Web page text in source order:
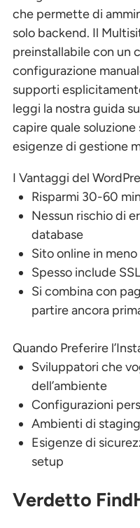
che permette di
solo backend. Il
preinstallabile con un
configurazione
supporti
leggi la nostra guida su
capire quale
esigenze di gestione
I Vantaggi del
Risparmi 30-60
Nessun rischio di
database
Sito online in
Spesso include
Si combina con
partire ancora
Quando Preferire
Sviluppatori che
dell’ambiente
Configurazioni
Ambienti di
Esigenze di
setup
Verdetto